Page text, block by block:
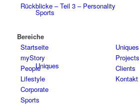
Sports
Uniques
Rückblicke – Teil 3 – Personality
Bereiche
Startseite
myStory
People
Lifestyle
Corporate
Sports
Uniques
Projects
Clients
Kontakt